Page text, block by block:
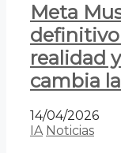
Meta
definitivo
realidad
cambia
14/04/2026
IA Noticias